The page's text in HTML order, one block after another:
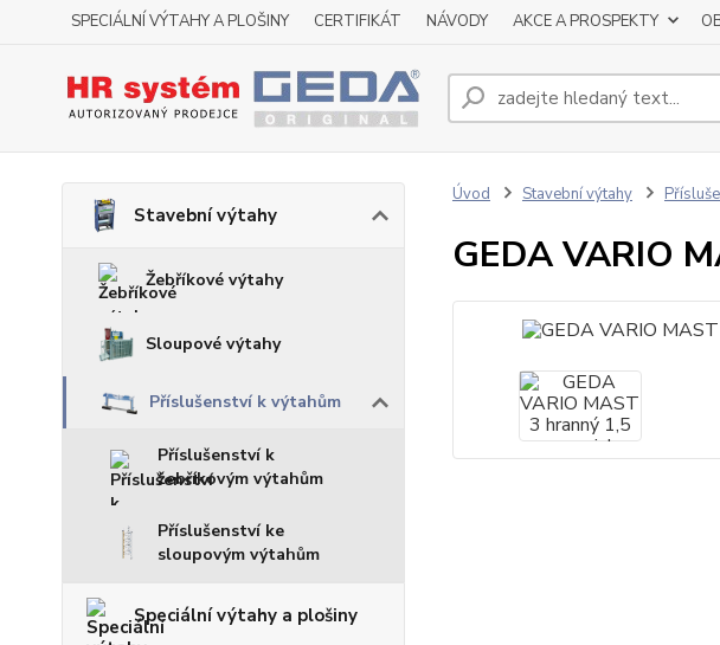
SPECIÁLNÍ VÝTAHY A PLOŠINY CERTIFIKÁT NÁVODY AKCE A PROSPEKTY
Stavební výtahy
Žebříkové výtahy
Sloupové výtahy
Příslušenství k výtahům
Příslušenství k
žebříkovým výtahům
Příslušenství ke
sloupovým výtahům
Speciální výtahy a plošiny
Úvod Stavební výtahy
GEDA VARIO